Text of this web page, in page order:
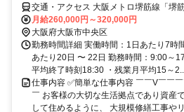
交通・アクセス 大阪メトロ堺筋線「堺
メトロ谷町線「谷町四丁目駅」より徒歩
月給260,000円～320,000円
大阪府大阪市中央区
勤務時間詳細 実働時間：1日あたり7時
あたり20日 〜 22日 勤務時間：9:00～
平均終了時刻18:30 ・残業月平均15～
仕事内容 ✅簡単な仕事内容 ￣￣V￣￣
￣ お客様の大切な生活拠点であり資産
して住めるように、 大規模修繕工事や